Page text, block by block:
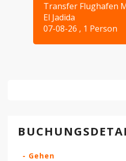
Transfer Flughafen
El Jadida
07-08-26 , 1 Person
- Gehen